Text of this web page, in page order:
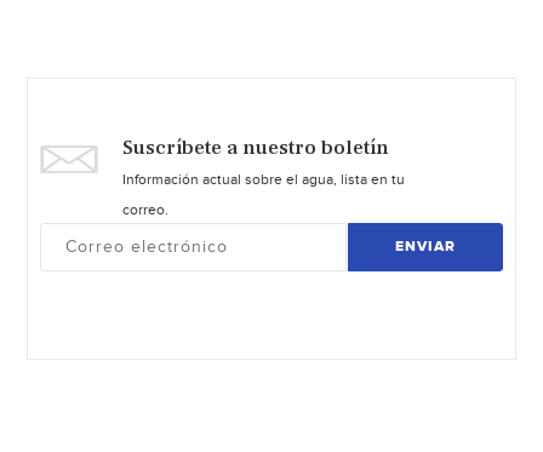
Suscríbete a nuestro boletín
Información actual sobre el agua, lista en tu
correo.
ENVIAR